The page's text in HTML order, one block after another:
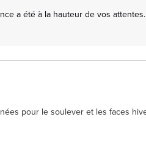
a été à la hauteur de vos attentes.
pour le soulever et les faces